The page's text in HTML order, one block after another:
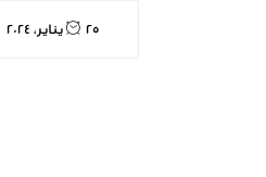
25 يناير، 2024